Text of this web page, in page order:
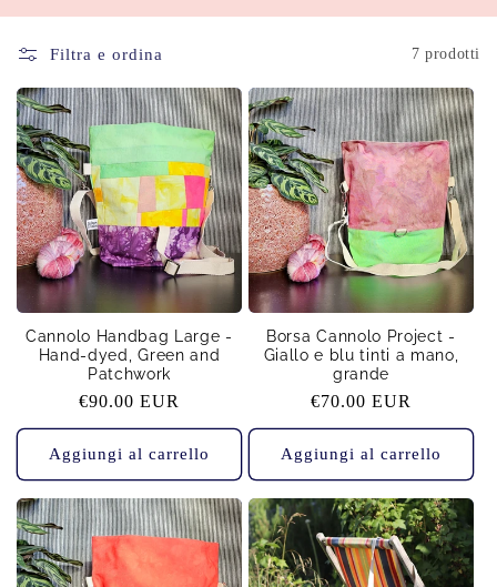
e
:
Filtra e ordina 7 prodotti
Cannolo Handbag Large -
Hand-dyed, Green and
Patchwork
Prezzo
di
listino
€90.00 EUR
Aggiungi al carrello
Borsa Cannolo Project -
Giallo e blu tinti a mano,
grande
Prezzo
di
listino
€70.00 EUR
Aggiungi al carrello